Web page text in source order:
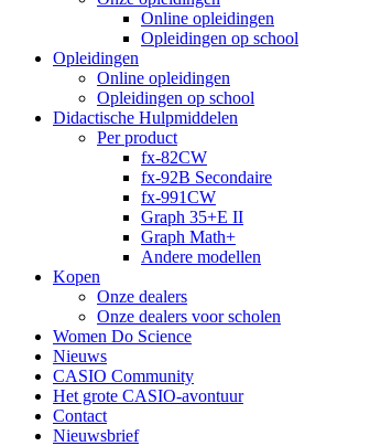
Online opleidingen
Opleidingen op school
Opleidingen
Online opleidingen
Opleidingen op school
Didactische Hulpmiddelen
Per product
fx-82CW
fx-92B Secondaire
fx-991CW
Graph 35+E II
Graph Math+
Andere modellen
Kopen
Onze dealers
Onze dealers voor scholen
Women Do Science
Nieuws
CASIO Community
Het grote CASIO-avontuur
Contact
Nieuwsbrief